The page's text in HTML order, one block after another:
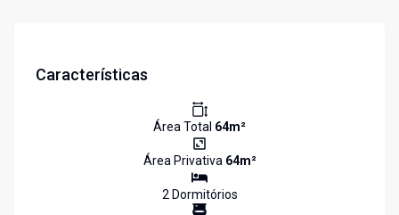
Características
Área Total 64m²
Área Privativa 64m²
2Dormitórios